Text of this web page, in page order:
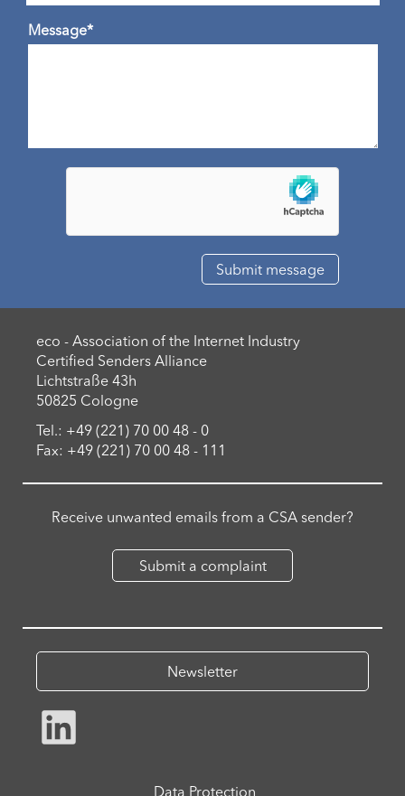
Message*
eco - Association of the Internet Industry
Certified Senders Alliance
Lichtstraße 43h
50825 Cologne
Tel.: +49 (221) 70 00 48 - 0
Fax: +49 (221) 70 00 48 - 111
Receive unwanted emails from a CSA sender?
Submit a complaint
Newsletter
Data Protection